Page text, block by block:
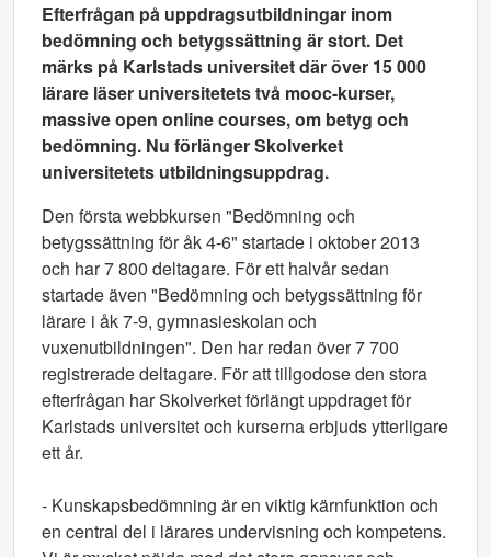
Efterfrågan på uppdragsutbildningar inom
bedömning och betygssättning är stort. Det
märks på Karlstads universitet där över 15 000
lärare läser universitetets två mooc-kurser,
massive open online courses, om betyg och
bedömning. Nu förlänger Skolverket
universitetets utbildningsuppdrag.
Den första webbkursen "Bedömning och
betygssättning för åk 4-6" startade i oktober 2013
och har 7 800 deltagare. För ett halvår sedan
startade även "Bedömning och betygssättning för
lärare i åk 7-9, gymnasieskolan och
vuxenutbildningen". Den har redan över 7 700
registrerade deltagare. För att tillgodose den stora
efterfrågan har Skolverket förlängt uppdraget för
Karlstads universitet och kurserna erbjuds ytterligare
ett år.
- Kunskapsbedömning är en viktig kärnfunktion och
en central del i lärares undervisning och kompetens.